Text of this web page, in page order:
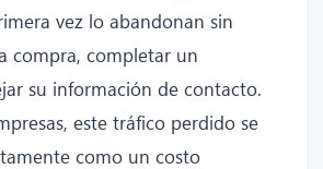
vez lo abandonan sin
compra, completar un
su información de contacto.
este tráfico perdido se
como un costo